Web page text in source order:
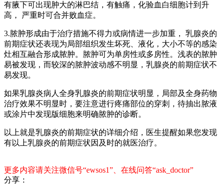
有腋下可出现肿大的淋巴结，有触痛，化验血白细胞计到升
高， 严重时可合并败血症。
3.脓肿形成由于治疗措施不得力或病情进一步加重， 乳腺炎的
前期症状还表现为局部组织发生坏死、液化，大小不等的感染
灶相互融合形成脓肿。脓肿可为单房性或多房性。浅表的脓肿
易被发现，而较深的脓肿波动感不明显，乳腺炎的前期症状不
易发现。
如果乳腺炎病人全身乳腺炎的前期症状明显，局部及全身药物
治疗效果不明显时，要注意进行疼痛部位的穿刺，待抽出脓液
或涂片中发现版细胞来明确脓肿的诊断。
以上就是乳腺炎的前期症状的详细介绍，医生提醒如果您发现
有以上乳腺炎的前期症状因及时的就医治疗。
更多内容请关注微信号“ewsos1”、在线问答“ask_doctor”
分享：